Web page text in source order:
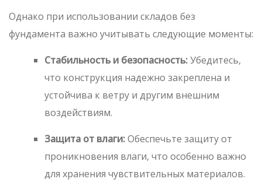
Однако при использовании складов без
фундамента важно учитывать следующие моменты:
Стабильность и безопасность:Убедитесь,
что конструкция надежно закреплена и
устойчива к ветру и другим внешним
воздействиям.
Защита от влаги:Обеспечьте защиту от
проникновения влаги, что особенно важно
для хранения чувствительных материалов.